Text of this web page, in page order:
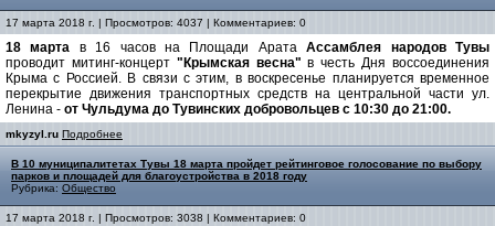
17 марта 2018 г. | Просмотров: 4037 | Комментариев: 0
18 марта в 16 часов на Площади АратаАссамблея народов Тувы
проводит митинг-концерт "Крымская весна" в честь Дня воссоединения
Крыма с Россией. В связи с этим, в воскресенье планируется временное
перекрытие движения транспортных средств на центральной части ул.
Ленина - от Чульдума до Тувинских добровольцев с 10:30 до 21:00.
mkyzyl.ru Подробнее
В 10 муниципалитетах Тувы 18 марта пройдет рейтинговое голосование по выбору
парков и площадей для благоустройства в 2018 году
Рубрика: Общество
17 марта 2018 г. | Просмотров: 3038 | Комментариев: 0